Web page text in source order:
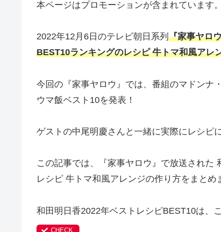
本ページはプロモーションが含まれています
2022年12月6日のテレビ朝日系列 『家事ヤロ
BEST10ランキングのレシピ 牛トマ和風アレ
今回の『家事ヤロウ』では、番組のマドンナ
ウマ飯ベスト10を発表！
ゲストの中尾明慶さんと一緒に実際にレシピ
この記事では、『家事ヤロウ』で放送された
レシピ 牛トマ和風アレンジの作り方をまとめ
和田明日香2022年ベストレシピBEST10は、